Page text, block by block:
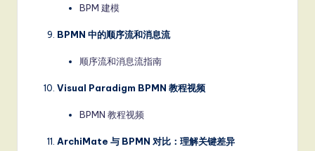
BPM 建模
BPMN 中的顺序流和消息流
顺序流和消息流指南
Visual Paradigm BPMN 教程视频
BPMN 教程视频
ArchiMate 与 BPMN 对比：理解关键差异